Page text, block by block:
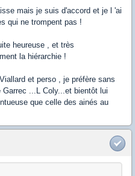
mais je suis d'accord et je l 'ai
qui ne trompent pas !
heureuse , et très
la hiérarchie !
et perso , je préfère sans
...L Coly...et bientôt lui
que celle des ainés au